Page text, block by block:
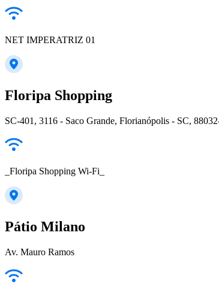
NET IMPERATRIZ 01
Floripa Shopping
SC-401, 3116 - Saco Grande, Florianópolis - SC,
_Floripa Shopping Wi-Fi_
Pátio Milano
Av. Mauro Ramos